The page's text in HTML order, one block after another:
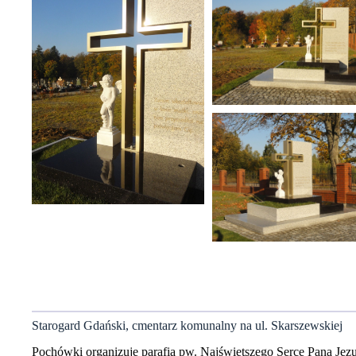
Starogard Gdański, cmentarz komunalny na ul. Skarszewskiej
Pochówki organizuje parafia pw. Najświętszego Serce Pana